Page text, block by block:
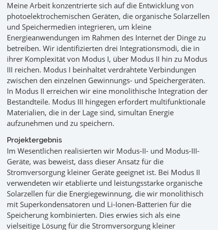
Meine Arbeit konzentrierte sich auf die Entwicklung von
photoelektrochemischen Geräten, die organische Solarzellen
und Speichermedien integrieren, um kleine
Energieanwendungen im Rahmen des Internet der Dinge zu
betreiben. Wir identifizierten drei Integrationsmodi, die in
ihrer Komplexität von Modus I, über Modus II hin zu Modus
III reichen. Modus I beinhaltet verdrahtete Verbindungen
zwischen den einzelnen Gewinnungs- und Speichergeräten.
In Modus II erreichen wir eine monolithische Integration der
Bestandteile. Modus III hingegen erfordert multifunktionale
Materialien, die in der Lage sind, simultan Energie
aufzunehmen und zu speichern.
Projektergebnis
Im Wesentlichen realisierten wir Modus-II- und Modus-III-
Geräte, was beweist, dass dieser Ansatz für die
Stromversorgung kleiner Geräte geeignet ist. Bei Modus II
verwendeten wir etablierte und leistungsstarke organische
Solarzellen für die Energiegewinnung, die wir monolithisch
mit Superkondensatoren und Li-Ionen-Batterien für die
Speicherung kombinierten. Dies erwies sich als eine
vielseitige Lösung für die Stromversorgung kleiner